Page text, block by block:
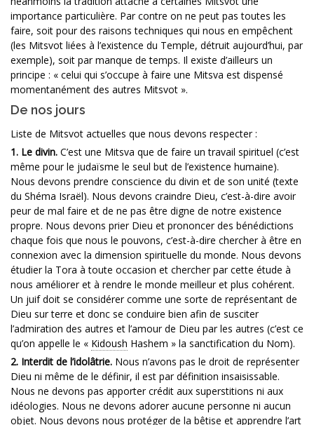
importance particulière. Par contre on ne peut pas toutes les
faire, soit pour des raisons techniques qui nous en empêchent
(les Mitsvot liées à l’existence du Temple, détruit aujourd’hui, par
exemple), soit par manque de temps. Il existe d’ailleurs un
principe : « celui qui s’occupe à faire une Mitsva est dispensé
momentanément des autres Mitsvot ».
De nos jours
Liste de Mitsvot actuelles que nous devons respecter :
1. Le divin. C’est une Mitsva que de faire un travail spirituel (c’est
même pour le judaïsme le seul but de l’existence humaine).
Nous devons prendre conscience du divin et de son unité (texte
du Shéma Israël). Nous devons craindre Dieu, c’est-à-dire avoir
peur de mal faire et de ne pas être digne de notre existence
propre. Nous devons prier Dieu et prononcer des bénédictions
chaque fois que nous le pouvons, c’est-à-dire chercher à être en
connexion avec la dimension spirituelle du monde. Nous devons
étudier la Tora à toute occasion et chercher par cette étude à
nous améliorer et à rendre le monde meilleur et plus cohérent.
Un juif doit se considérer comme une sorte de représentant de
Dieu sur terre et donc se conduire bien afin de susciter
l’admiration des autres et l’amour de Dieu par les autres (c’est ce
qu’on appelle le « Kidoush Hashem » la sanctification du Nom).
2. Interdit de l’idolâtrie. Nous n’avons pas le droit de représenter
Dieu ni même de le définir, il est par définition insaisissable.
Nous ne devons pas apporter crédit aux superstitions ni aux
idéologies. Nous ne devons adorer aucune personne ni aucun
objet. Nous devons nous protéger de la bêtise et apprendre l’art